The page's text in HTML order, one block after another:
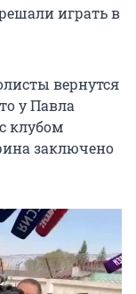
играть в
вернутся
у Павла
клубом
заключено